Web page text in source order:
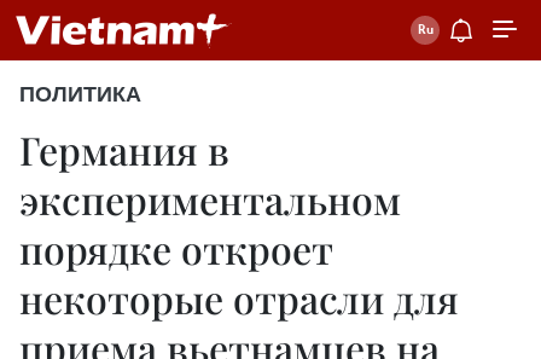
ПОЛИТИКА
Германия в
экспериментальном
порядке откроет
некоторые отрасли для
приема вьетнамцев на